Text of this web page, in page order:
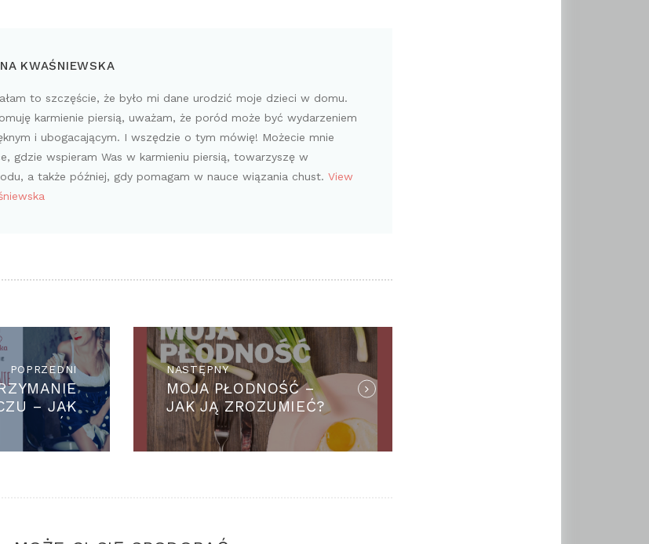
KWAŚNIEWSKA
to szczęście, że było mi dane urodzić moje dzieci w domu.
karmienie piersią, uważam, że poród może być wydarzeniem
i ubogacającym. I wszędzie o tym mówię! Możecie mnie
gdzie wspieram Was w karmieniu piersią, towarzyszę w
a także później, gdy pomagam w nauce wiązania chust.View
POPRZEDNIPrevious
post:
– JAK
I
LECZYĆ?
NASTĘPNYNext
post:
MOJA PŁODNOŚĆ –
JAK JĄ ZROZUMIEĆ?